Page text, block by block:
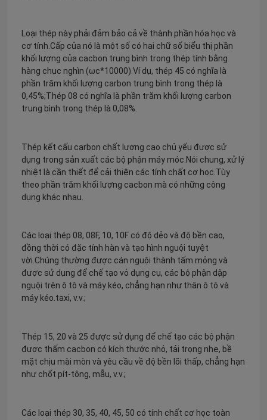
Các sản phẩm
Về chúng tôi
Kiểm soát chất lượng
Liên hệ chúng tôi
Yêu cầu báo giá
Bộ phận lò hơi
tấm thép carbon
Loại thép này phải đảm bảo cả về thành phần hóa học và
cơ tính.Cấp của nó là một số có hai chữ số biểu thị phần
khối lượng của cacbon trung bình trong thép tính bằng
hàng chục nghìn (ωс*10000).Ví dụ, thép 45 có nghĩa là
phần trăm khối lượng carbon trung bình trong thép là
0,45%;Thép 08 có nghĩa là phần trăm khối lượng carbon
trung bình trong thép là 0,08%.
Thép kết cấu carbon chất lượng cao chủ yếu được sử
dụng trong sản xuất các bộ phận máy móc.Nói chung, xử lý
nhiệt là cần thiết để cải thiện các tính chất cơ học.Tùy
theo phần trăm khối lượng cacbon mà có những công
dụng khác nhau.
Các loại thép 08, 08F, 10, 10F có độ dẻo và độ bền cao,
đồng thời có đặc tính hàn và tạo hình nguội tuyệt
vời.Chúng thường được cán nguội thành tấm mỏng và
được sử dụng để chế tạo vỏ dụng cụ, các bộ phận dập
nguội trên ô tô và máy kéo, chẳng hạn như thân ô tô và
máy kéo.taxi, v.v.;
Thép 15, 20 và 25 được sử dụng để chế tạo các bộ phận
được thấm cacbon có kích thước nhỏ, tải trọng nhẹ, bề
mặt chịu mài mòn và yêu cầu về độ bền lõi thấp, chẳng hạn
như chốt pít-tông, mẫu, v.v.;
Các loại thép 30, 35, 40, 45, 50 có tính chất cơ học toàn